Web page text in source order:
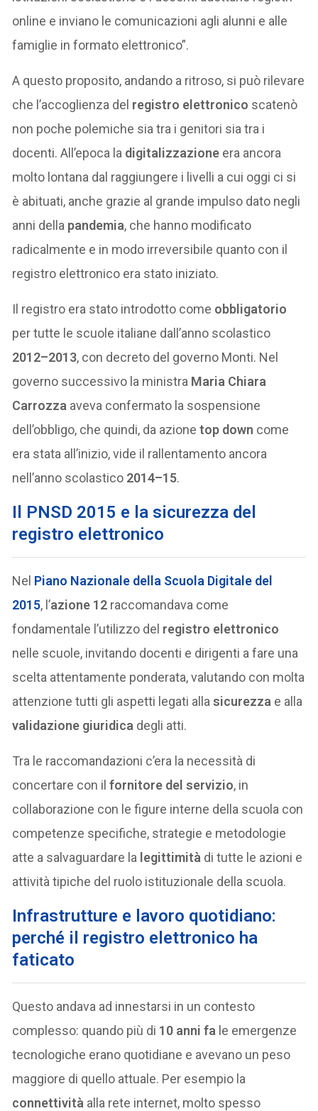
online e inviano le comunicazioni agli alunni e alle
famiglie in formato elettronico”.
A questo proposito, andando a ritroso, si può rilevare
che l’accoglienza del registro elettronico scatenò
non poche polemiche sia tra i genitori sia tra i
docenti. All’epoca la digitalizzazione era ancora
molto lontana dal raggiungere i livelli a cui oggi ci si
è abituati, anche grazie al grande impulso dato negli
anni della pandemia, che hanno modificato
radicalmente e in modo irreversibile quanto con il
registro elettronico era stato iniziato.
Il registro era stato introdotto come obbligatorio
per tutte le scuole italiane dall’anno scolastico
2012–2013, con decreto del governo Monti. Nel
governo successivo la ministra Maria Chiara
Carrozza aveva confermato la sospensione
dell’obbligo, che quindi, da azionetop down come
era stata all’inizio, vide il rallentamento ancora
nell’anno scolastico 2014–15.
Il PNSD 2015 e la sicurezza del
registro elettronico
Nel Piano Nazionale della Scuola Digitale del
2015, l’azione 12 raccomandava come
fondamentale l’utilizzo del registro elettronico
nelle scuole, invitando docenti e dirigenti a fare una
scelta attentamente ponderata, valutando con molta
attenzione tutti gli aspetti legati allasicurezza e alla
validazione giuridica degli atti.
Tra le raccomandazioni c’era la necessità di
concertare con ilfornitore del servizio, in
collaborazione con le figure interne della scuola con
competenze specifiche, strategie e metodologie
atte a salvaguardare la legittimità di tutte le azioni e
attività tipiche del ruolo istituzionale della scuola.
Infrastrutture e lavoro quotidiano:
perché il registro elettronico ha
faticato
Questo andava ad innestarsi in un contesto
complesso: quando più di 10 anni fa le emergenze
tecnologiche erano quotidiane e avevano un peso
maggiore di quello attuale. Per esempio la
connettività alla rete internet, molto spesso